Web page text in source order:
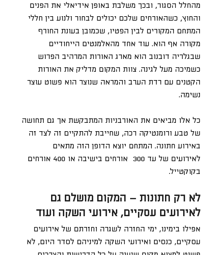
מהחלל הסגור, ובכך משלבת באופן אידיאלי את הפנים
והחוץ, כשהאורחים שלכם יכולים לבחור ולנוע בין חללי
המתחם המקורים לבין הפטיו, שכמובן בעונת החורף
מקורה אף הוא. עוד אחד מהאלמנטים הייחודיים
שבגלריה דובנוב הוא מארג האורות המרהיב הפרוש
כשמיכה מעל לגינה. צוות המקום מדליק את האורות
הקטנים עם רדת הערב והמראה שנוצר הוא פשוט עוצר
נשימה.
כל אלו מביאים את האורבניות המתבקשת אך גם תחושה
של טבע ורומנטיקה רכה, שחייבת להתקיים זה לצד זה
באירוע חתונה. המתחם יוצא הדופן הזה מתאים
לאירועים של עד 300 אורחים בישיבה או 400 אורחים
בקוקטייל.
לא רק חתונות – המקום מושלם גם
לאירועים עסקיים, אירועי השקה ועוד
אפילו בימינו, ימי החזרה לשגרה וחזרתם של אירועים
עסקיים, כנסים ואירועי השקה למיניהם לסדר היום, לא